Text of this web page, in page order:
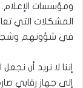
ومؤسسات
المشكلات التي
في شؤونهم
إننا لا نريد أن
إلى جهاز رقابي